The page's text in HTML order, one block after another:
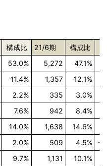
構成比 21/6期 構成比
53.0% 5,272 47.1%
11.4% 1,357 12.1%
2.2% 335 3.0%
7.6% 942 8.4%
14.0% 1,638 14.6%
2.0% 509 4.5%
9.7% 1,131 10.1%